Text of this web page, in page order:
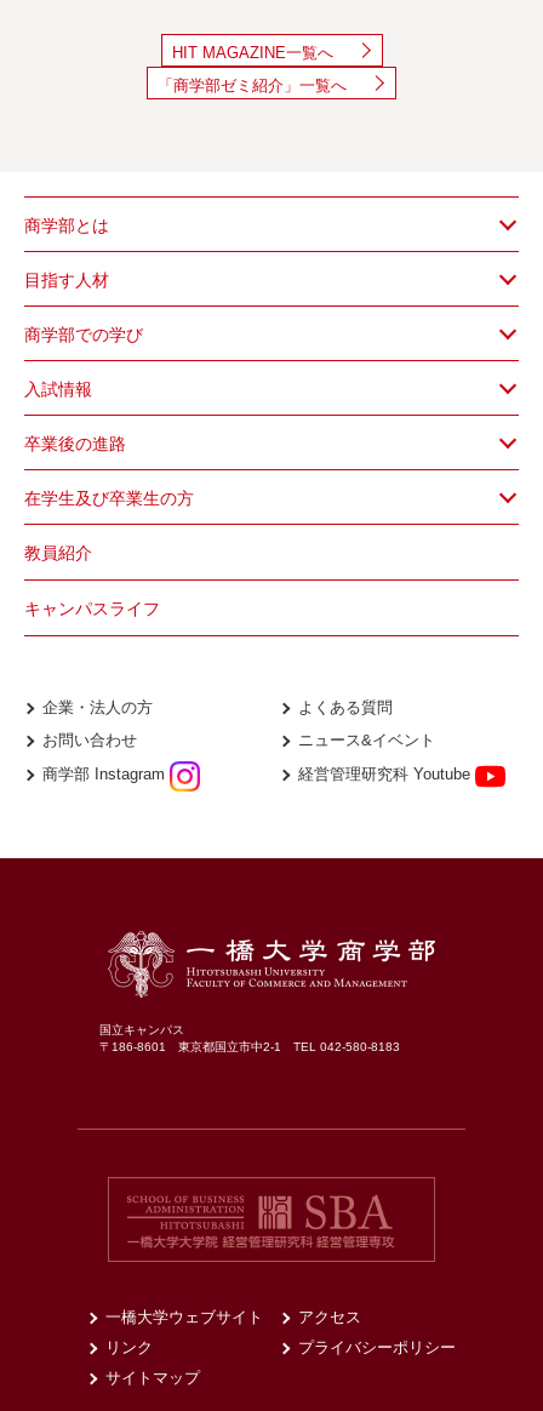
HIT MAGAZINE一覧へ
「商学部ゼミ紹介」一覧へ
商学部とは
目指す人材
商学部での学び
入試情報
卒業後の進路
在学生及び卒業生の方
教員紹介
キャンパスライフ
企業・法人の方
よくある質問
お問い合わせ
ニュース&イベント
商学部 Instagram
経営管理研究科 Youtube
国立キャンパス
〒186-8601 東京都国立市中2-1 TEL 042-580-8183
一橋大学ウェブサイト
アクセス
リンク
プライバシーポリシー
サイトマップ